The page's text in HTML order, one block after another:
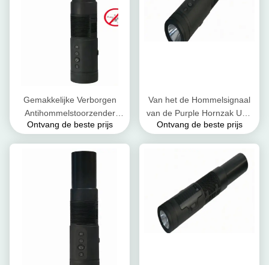
Gemakkelijke Verborgen
Antihommelstoorzender
Waterdicht voor UAVs van
Ontvang de beste prijs
Van het de Hommelsignaal
van de Purple Hornzak UAV
van het de Stoorzender
Ontvang de beste prijs